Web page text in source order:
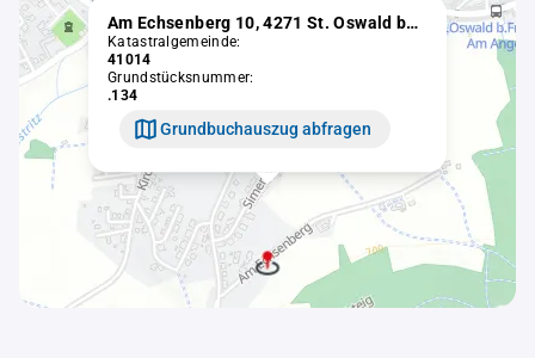
Am Echsenberg 10, 4271 St. Oswald bei Freistadt
Katastralgemeinde:
41014
Grundstücksnummer:
.134
Grundbuchauszug abfragen